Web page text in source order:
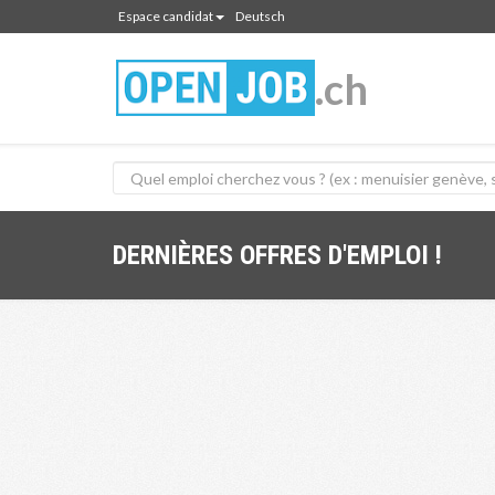
Espace candidat Deutsch
.ch
DERNIÈRES OFFRES D'EMPLOI !